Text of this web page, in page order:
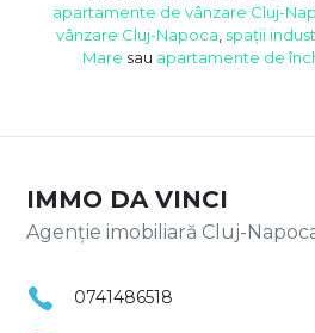
apartamente de vânzare Cluj-
vânzare Cluj-Napoca spații
Mare sau apartamente de
IMMO DA VINCI
Agenție imobiliară Cluj-
0741486518